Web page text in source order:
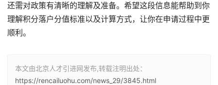
还需对政策有清晰的理解及准备。希望这段信息能帮助到你
理解积分落户分值标准以及计算方式，让你在申请过程中更
顺利。
本文由北京人才引进网发布,转载注明出处：
https://rencailuohu.com/news_29/3845.html